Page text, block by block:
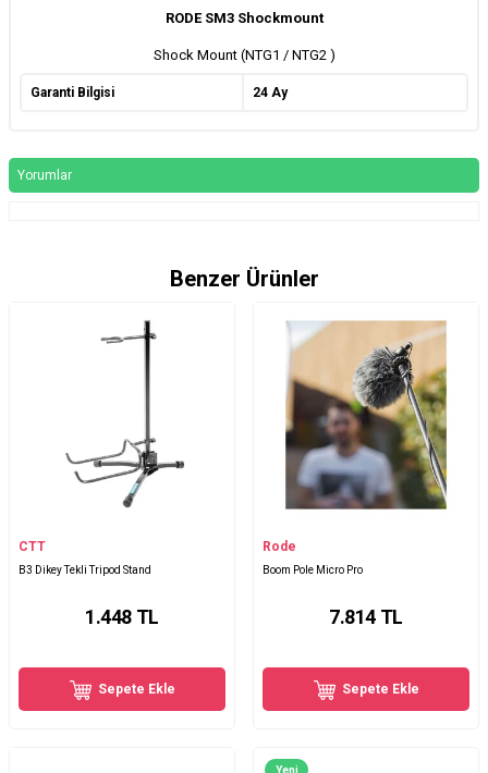
RODE SM3 Shockmount
Shock Mount (NTG1 / NTG2 )
Garanti Bilgisi 24 Ay
Yorumlar
Benzer Ürünler
CTT
B3 Dikey Tekli Tripod Stand
1.448 TL
Sepete Ekle
Rode
Boom Pole Micro Pro
7.814 TL
Sepete Ekle
Yeni